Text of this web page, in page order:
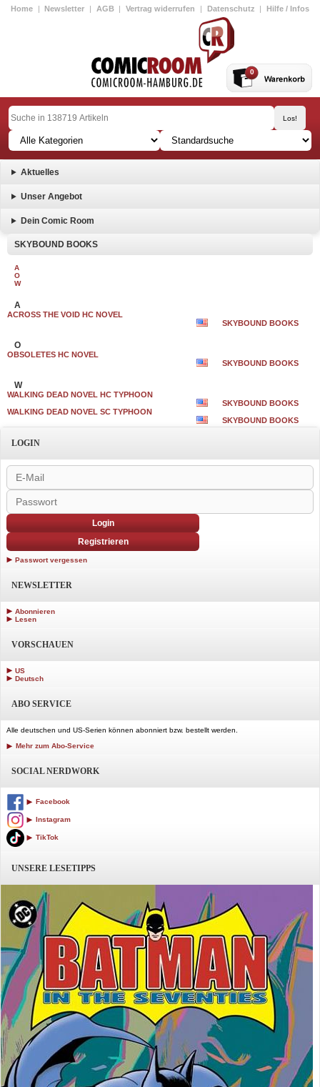
Home | Newsletter | AGB | Vertrag widerrufen | Datenschutz | Hilfe / Infos
0
Aktuelles
Unser Angebot
Dein Comic Room
SKYBOUND BOOKS
A
O
W
A
ACROSS THE VOID HC NOVEL
SKYBOUND BOOKS
O
OBSOLETES HC NOVEL
SKYBOUND BOOKS
W
WALKING DEAD NOVEL HC TYPHOON
SKYBOUND BOOKS
WALKING DEAD NOVEL SC TYPHOON
SKYBOUND BOOKS
LOGIN
Login
Registrieren
Passwort vergessen
NEWSLETTER
Abonnieren
Lesen
VORSCHAUEN
US
Deutsch
ABO SERVICE
Alle deutschen und US-Serien können abonniert bzw. bestellt werden.
Mehr zum Abo-Service
SOCIAL NERDWORK
Facebook
Instagram
TikTok
UNSERE LESETIPPS